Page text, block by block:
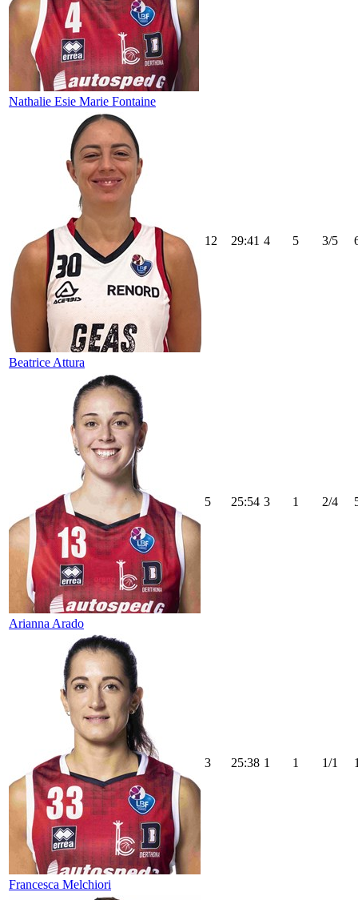
Nathalie Esie Marie Fontaine
Beatrice Attura
12 29:41 4 5 3/5
Arianna Arado
5 25:54 3 1 2/4
Francesca Melchiori
3 25:38 1 1 1/1